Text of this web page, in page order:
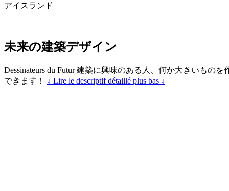
アイスランド
未来の建築デザイン
Dessinateurs du Futur 建築に興味のある人、何か大きいもの
できます！
↓ Lire le descriptif détaillé plus bas ↓